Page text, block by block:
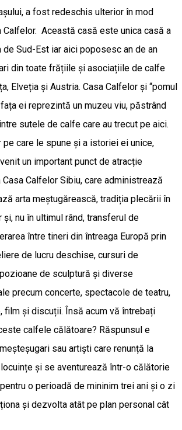
a fost redeschis ulterior în mod
Calfelor. Această casă este unica casă a
de Sud-Est iar aici poposesc an de an
din toate frățiile și asociațiile de calfe
Elveția și Austria. Casa Calfelor și “pomul
ei reprezintă un muzeu viu, păstrând
sutele de calfe care au trecut pe aici.
care le spune și a istoriei ei unice,
un important punct de atracție
Calfelor Sibiu, care administrează
arta meștugărească, tradiția plecării în
nu în ultimul rând, transferul de
între tineri din întreaga Europă prin
de lucru deschise, cursuri de
de sculptură și diverse
precum concerte, spectacole de teatru,
film și discuții. Însă acum vă întrebați
calfele călătoare? Răspunsul e
sau artiști care renunță la
și se aventurează într-o călătorie
o perioadă de mininim trei ani și o zi
și dezvolta atât pe plan personal cât